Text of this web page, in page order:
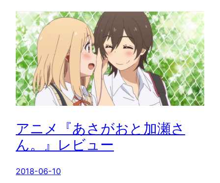
アニメ『あさがおと加瀬さ
ん。』レビュー
2018-06-10